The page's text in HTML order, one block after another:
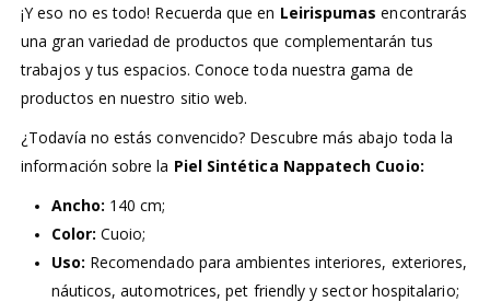
¡Y eso no es todo! Recuerda que en Leirispumas encontrarás
una gran variedad de productos que complementarán tus
trabajos y tus espacios. Conoce toda nuestra gama de
productos en nuestro sitio web.
¿Todavía no estás convencido? Descubre más abajo toda la
información sobre la Piel Sintética Nappatech Cuoio:
Ancho: 140 cm;
Color: Cuoio;
Uso: Recomendado para ambientes interiores, exteriores,
náuticos, automotrices, pet friendly y sector hospitalario;